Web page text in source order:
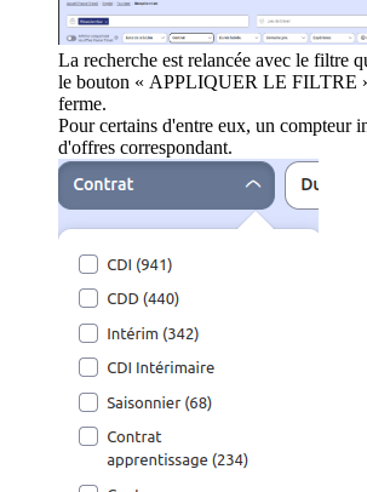
La recherche est relancée avec le filtre
le bouton « APPLIQUER LE FILTRE
ferme.
Pour certains d'entre eux, un compteur
d'offres correspondant.